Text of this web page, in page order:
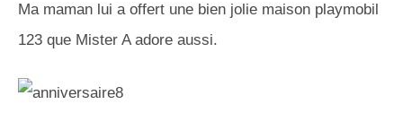
Ma maman lui a offert une bien jolie maison playmobil
123 que Mister A adore aussi.